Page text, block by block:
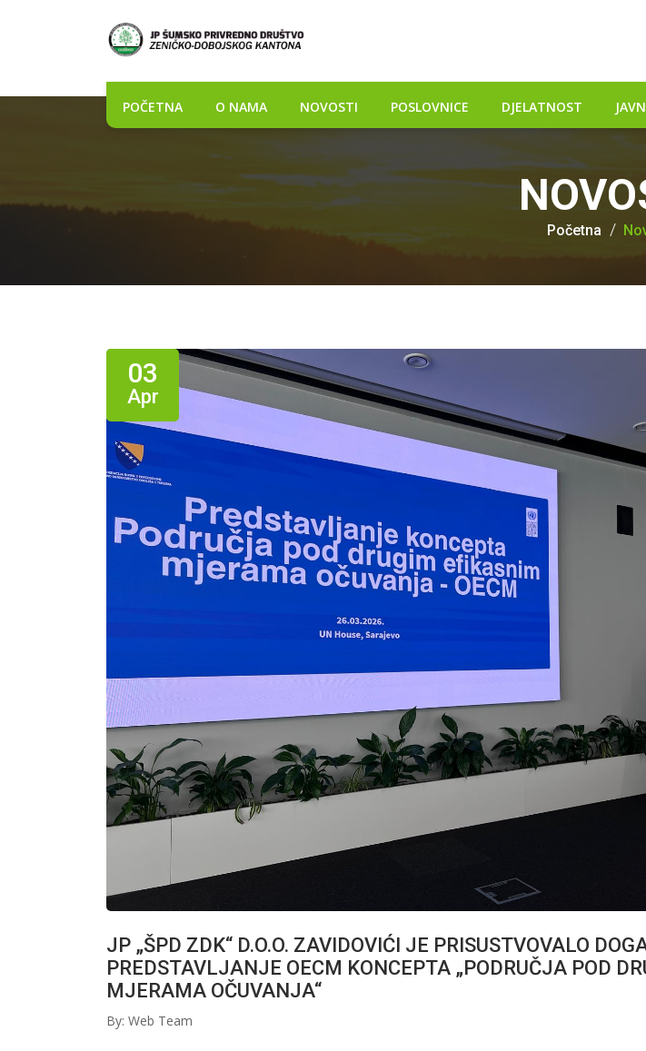
POČETNA O NAMA NOVOSTI POSLOVNICE DJELATNOST
Početna
03
Apr
JP „ŠPD ZDK“ D.O.O. ZAVIDOVIĆI JE PRISUSTVOVALO
PREDSTAVLJANJE OECM KONCEPTA „PODRUČJA POD
MJERAMA OČUVANJA“
By: Web Team